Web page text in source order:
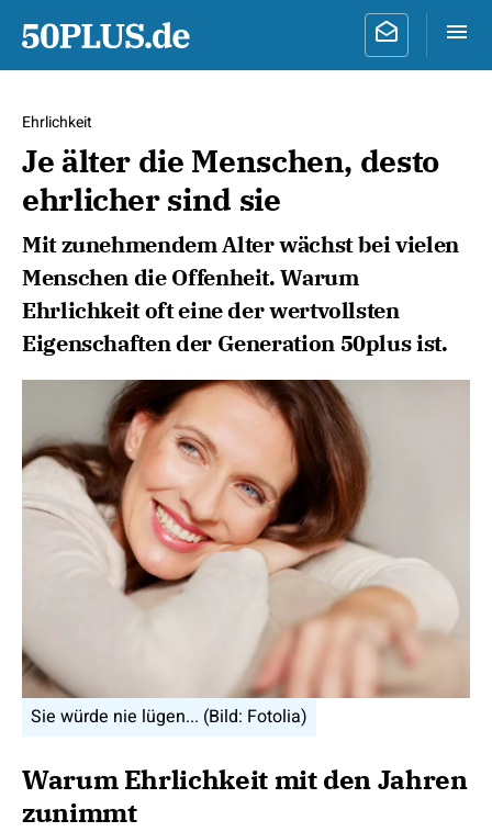
Ehrlichkeit
Je älter die Menschen, desto
ehrlicher sind sie
Mit zunehmendem Alter wächst bei vielen
Menschen die Offenheit. Warum
Ehrlichkeit oft eine der wertvollsten
Eigenschaften der Generation 50plus ist.
Sie würde nie lügen... (Bild: Fotolia)
Warum Ehrlichkeit mit den Jahren
zunimmt